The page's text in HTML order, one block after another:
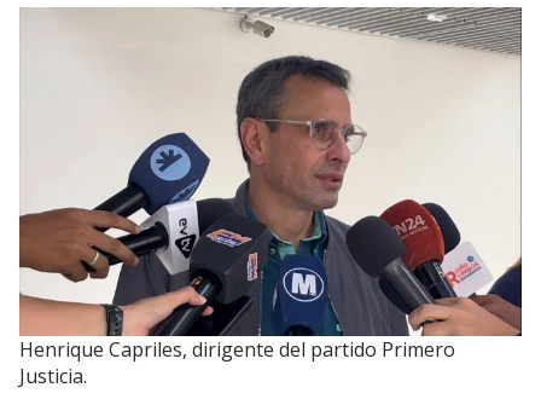
Henrique Capriles, dirigente del partido Primero
Justicia.